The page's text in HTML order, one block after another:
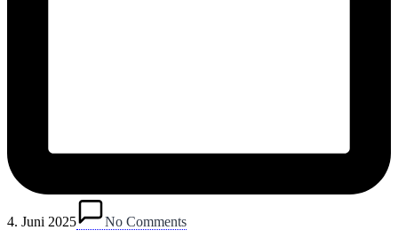
4. Juni 2025 No Commentsin